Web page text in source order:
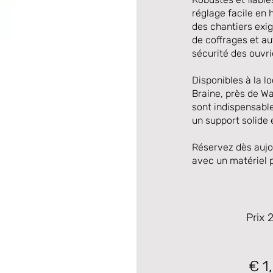
réglage facile en
des chantiers
de coffrages et
sécurité des
Disponibles à la
Braine, près de
sont
un support solide
Réservez dès
avec un matériel
Prix
€